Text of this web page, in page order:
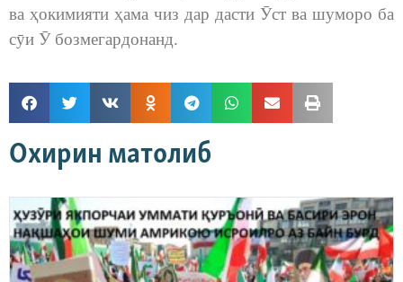
ва ҳокимияти ҳама чиз дар дасти Ӯст ва шуморо ба
сӯи Ӯ бозмегардонанд.
Охирин матолиб